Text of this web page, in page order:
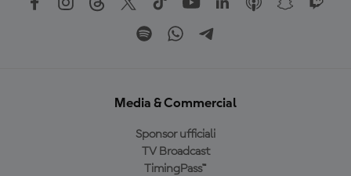
Media & Commercial
Sponsor ufficiali
TV Broadcast
TimingPass™